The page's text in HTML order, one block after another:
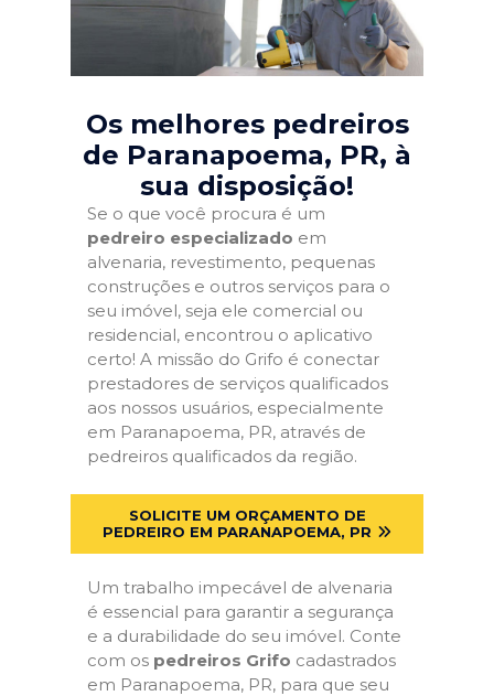
Os melhores pedreiros
de Paranapoema, PR, à
sua disposição!
Se o que você procura é um
pedreiro especializado em
alvenaria, revestimento, pequenas
construções e outros serviços para o
seu imóvel, seja ele comercial ou
residencial, encontrou o aplicativo
certo! A missão do Grifo é conectar
prestadores de serviços qualificados
aos nossos usuários, especialmente
em Paranapoema, PR, através de
pedreiros qualificados da região.
SOLICITE UM ORÇAMENTO DE
PEDREIRO EM PARANAPOEMA, PR
Um trabalho impecável de alvenaria
é essencial para garantir a segurança
e a durabilidade do seu imóvel. Conte
com os pedreiros Grifo cadastrados
em Paranapoema, PR, para que seu